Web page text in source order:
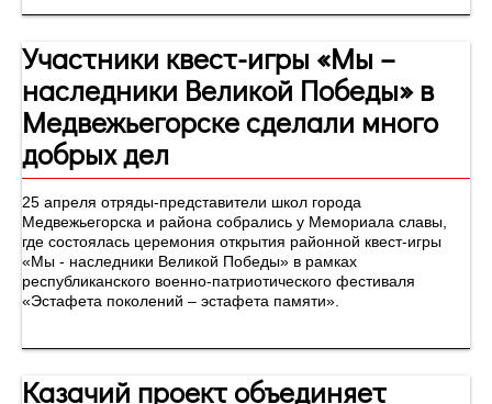
Участники квест-игры «Мы –
наследники Великой Победы» в
Медвежьегорске сделали много
добрых дел
25 апреля отряды-представители школ города
Медвежьегорска и района собрались у Мемориала славы,
где состоялась церемония открытия районной квест-игры
«Мы - наследники Великой Победы» в рамках
республиканского военно-патриотического фестиваля
«Эстафета поколений – эстафета памяти».
Казачий проект объединяет